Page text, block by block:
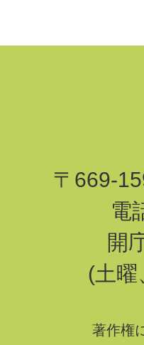
〒669-
電
開
(土
著作権